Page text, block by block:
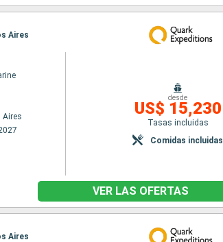
Aires
Aires
desde
US$ 15,230
Tasas incluidas
Comidas incluidas
VER LAS OFERTAS
Aires